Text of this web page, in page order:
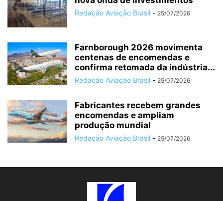
Redação Aviação Brasil - 25/07/2026
Farnborough 2026 movimenta
centenas de encomendas e
confirma retomada da indústria...
Redação Aviação Brasil - 25/07/2026
Fabricantes recebem grandes
encomendas e ampliam
produção mundial
Redação Aviação Brasil - 25/07/2026